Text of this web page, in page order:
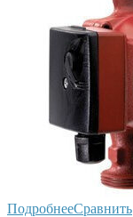
ПодробнееСравнить